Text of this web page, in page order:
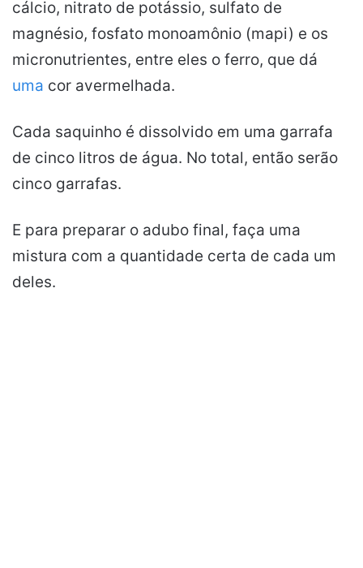
cálcio, nitrato de potássio, sulfato de
magnésio, fosfato monoamônio (mapi) e os
micronutrientes, entre eles o ferro, que dá
uma cor avermelhada.
Cada saquinho é dissolvido em uma garrafa
de cinco litros de água. No total, então serão
cinco garrafas.
E para preparar o adubo final, faça uma
mistura com a quantidade certa de cada um
deles.